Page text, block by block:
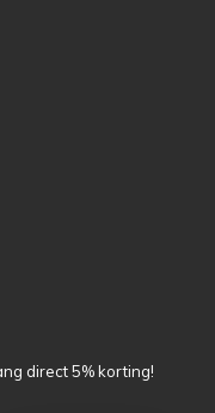
direct 5% korting!